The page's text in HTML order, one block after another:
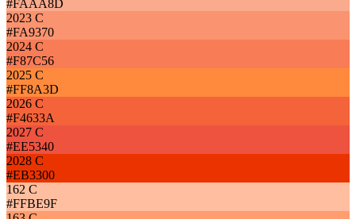
#FAAA8D
2023 C
#FA9370
2024 C
#F87C56
2025 C
#FF8A3D
2026 C
#F4633A
2027 C
#EE5340
2028 C
#EB3300
162 C
#FFBE9F